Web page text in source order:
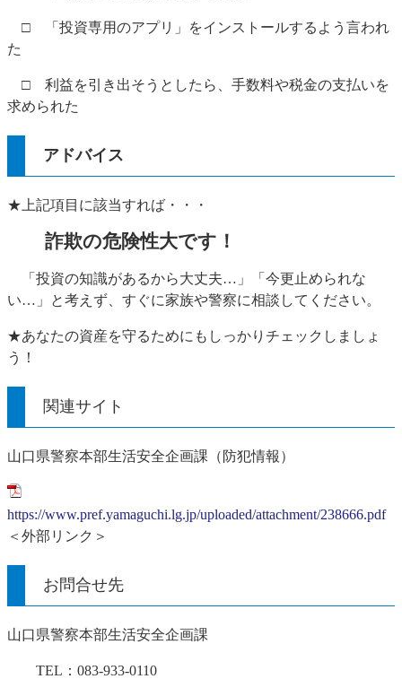
□ 「投資専用のアプリ」をインストールするよう言われ
た
□ 利益を引き出そうとしたら、手数料や税金の支払いを
求められた
アドバイス
★上記項目に該当すれば・・・
詐欺の危険性大です！
「投資の知識があるから大丈夫…」「今更止められな
い…」と考えず、すぐに家族や警察に相談してください。
★あなたの資産を守るためにもしっかりチェックしましょ
う！
関連サイト
山口県警察本部生活安全企画課（防犯情報）
https://www.pref.yamaguchi.lg.jp/uploaded/attachment/238666.pdf
＜外部リンク＞
お問合せ先
山口県警察本部生活安全企画課
TEL：083-933-0110